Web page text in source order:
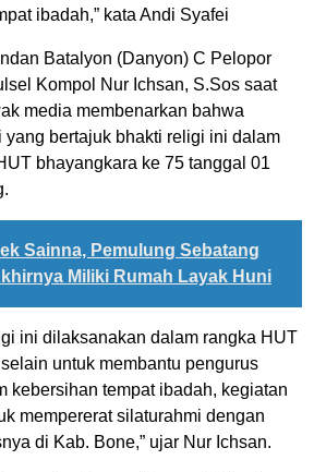
ibadah,” kata Andi Syafei
Batalyon (Danyon) C Pelopor
Kompol Nur Ichsan, S.Sos saat
media membenarkan bahwa
yang bertajuk bhakti religi ini dalam
bhayangkara ke 75 tanggal 01
Sainna, Pemulung Sebatang
Miliki Rumah Layak Huni
ini dilaksanakan dalam rangka HUT
untuk membantu pengurus
kebersihan tempat ibadah, kegiatan
mempererat silaturahmi dengan
di Kab. Bone,” ujar Nur Ichsan.